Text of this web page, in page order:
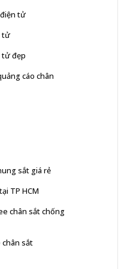
tử
tử
đẹp
cáo chân
sắt giá rẻ
TP HCM
chân sắt chống
sắt